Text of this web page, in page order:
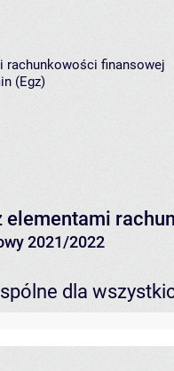
rachunkowości finansowej
(Egz)
elementami
2021/2022
dla